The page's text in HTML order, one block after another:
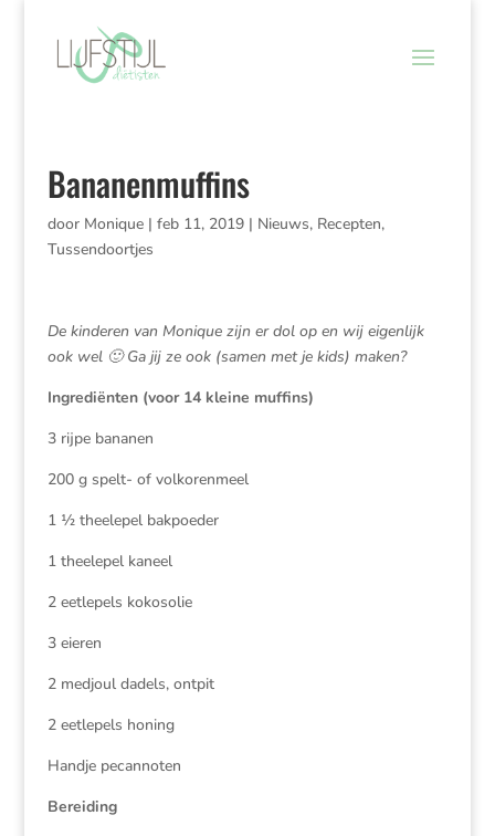
Bananenmuffins
door Monique| feb 11, 2019| Nieuws, Recepten,
Tussendoortjes
De kinderen van Monique zijn er dol op en wij eigenlijk
ook wel 🙂 Ga jij ze ook (samen met je kids) maken?
Ingrediënten (voor 14 kleine muffins)
3 rijpe bananen
200 g spelt- of volkorenmeel
1 ½ theelepel bakpoeder
1 theelepel kaneel
2 eetlepels kokosolie
3 eieren
2 medjoul dadels, ontpit
2 eetlepels honing
Handje pecannoten
Bereiding